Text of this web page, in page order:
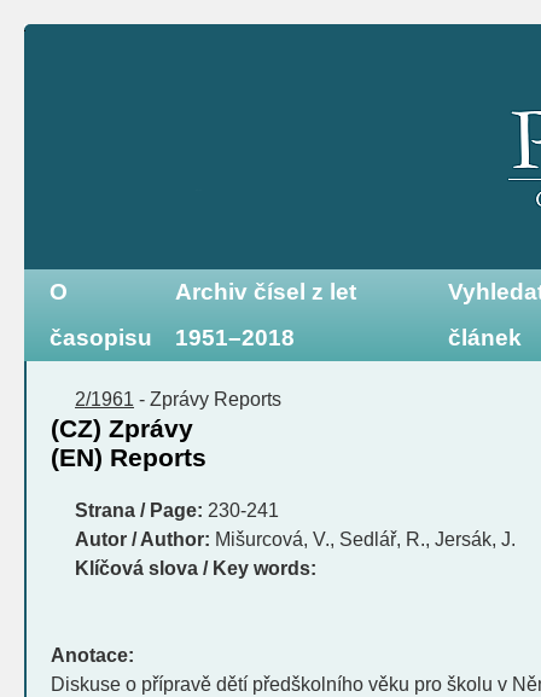
O
časopisu
Archiv čísel z let
1951–2018
článek
2/1961 - Zprávy Reports
(CZ) Zprávy
(EN) Reports
Strana / Page: 230-241
Autor / Author: Mišurcová, V., Sedlář, R., Jersák, J.
Klíčová slova / Key words:
Anotace:
Diskuse o přípravě dětí předškolního věku pro školu v